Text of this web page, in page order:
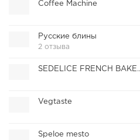
Coffee Machine
Русские блины
2 отзыва
Vegtaste
Speloe mesto